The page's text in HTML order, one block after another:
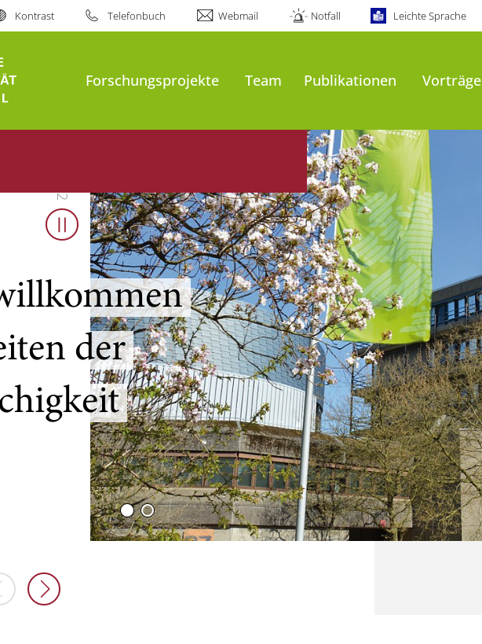
Kontrast Telefonbuch Webmail Notfall Leichte Sprache
Forschungsprojekte Team Publikationen Vorträge
Wuppertal
Slider stoppen
der
2
Vorherige Elemente
Nächste Elemente